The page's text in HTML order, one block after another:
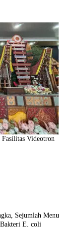
Videotron
Sejumlah Menu
E. coli